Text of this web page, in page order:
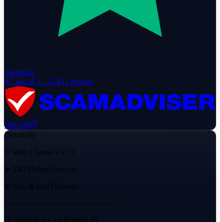
Trustpilot
4.7 out of 5 · 12,431 reviews
100/100
Descrição
✧ Why Choose Us? ✧
➤ 24/7 Online Services
➤ Safe & Fast Delivery
--------------------------------------------
⦿ Suitable for All Players! ⦿